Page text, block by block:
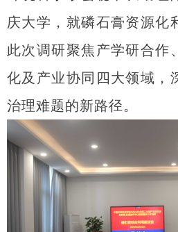
庆大学，就磷石膏资源化
此次调研聚焦产学研合作
化及产业协同四大领域，
治理难题的新路径。